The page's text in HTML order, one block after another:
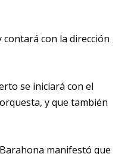
contará con la dirección
se iniciará con el
y que también
manifestó que